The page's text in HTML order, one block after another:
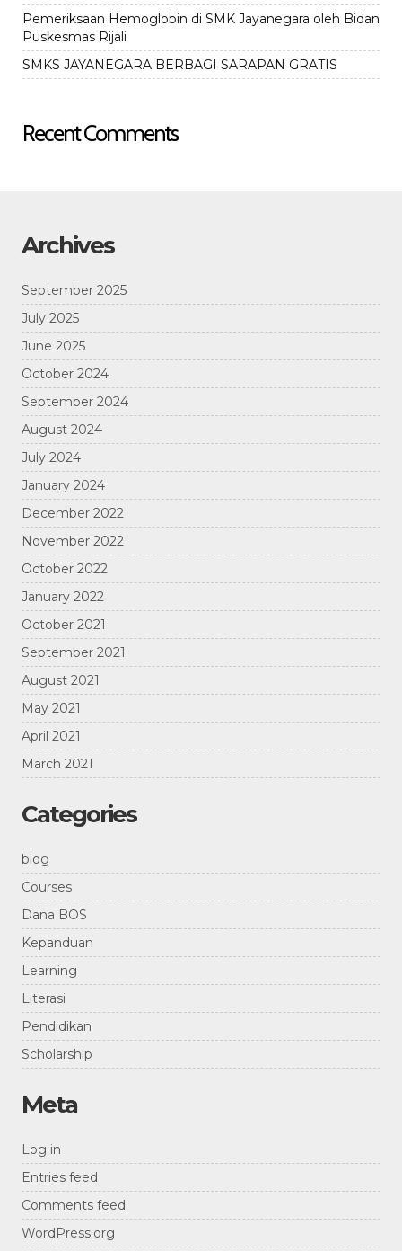
Pemeriksaan Hemoglobin di SMK Jayanegara oleh Bidan
Puskesmas Rijali
SMKS JAYANEGARA BERBAGI SARAPAN GRATIS
Recent Comments
Archives
September 2025
July 2025
June 2025
October 2024
September 2024
August 2024
July 2024
January 2024
December 2022
November 2022
October 2022
January 2022
October 2021
September 2021
August 2021
May 2021
April 2021
March 2021
Categories
blog
Courses
Dana BOS
Kepanduan
Learning
Literasi
Pendidikan
Scholarship
Meta
Log in
Entries feed
Comments feed
WordPress.org